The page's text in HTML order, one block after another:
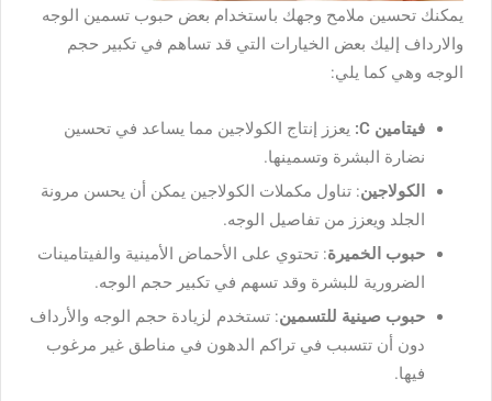
يمكنك تحسين ملامح وجهك باستخدام بعض حبوب تسمين الوجه
والارداف إليك بعض الخيارات التي قد تساهم في تكبير حجم
الوجه وهي كما يلي:
فيتامين C:
يعزز إنتاج الكولاجين مما يساعد في تحسين
نضارة البشرة وتسمينها.
الكولاجين: تناول مكملات الكولاجين يمكن أن يحسن مرونة
الجلد ويعزز من تفاصيل الوجه.
حبوب الخميرة: تحتوي على الأحماض الأمينية والفيتامينات
الضرورية للبشرة وقد تسهم في تكبير حجم الوجه.
حبوب صينية للتسمين: تستخدم لزيادة حجم الوجه والأرداف
دون أن تتسبب في تراكم الدهون في مناطق غير مرغوب
فيها.